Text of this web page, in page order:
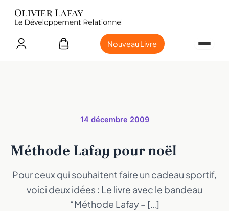
Nouveau Livre
14 décembre 2009
Méthode Lafay pour noël
Pour ceux qui souhaitent faire un cadeau sportif,
voici deux idées : Le livre avec le bandeau
“Méthode Lafay – […]